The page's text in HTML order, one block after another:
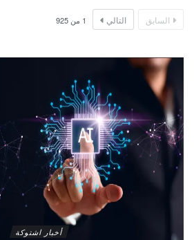
السابق التالي 1 من 925
أخبار اشتوكة